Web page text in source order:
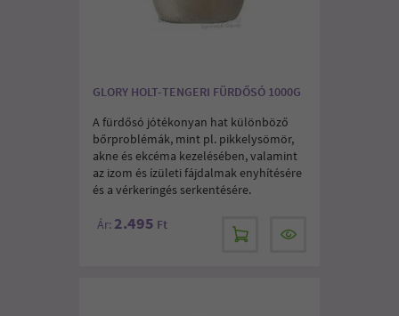
GLORY HOLT-TENGERI FÜRDŐSÓ 1000G
A fürdősó jótékonyan hat különböző
bőrproblémák, mint pl. pikkelysömör,
akne és ekcéma kezelésében, valamint
az izom és ízületi fájdalmak enyhítésére
és a vérkeringés serkentésére.
Ár: 2.495 Ft